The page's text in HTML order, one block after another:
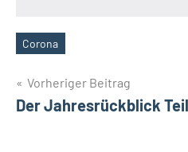
Schlagwörter
Corona
Vorheriger Beitrag
Der Jahresrückblick Teil